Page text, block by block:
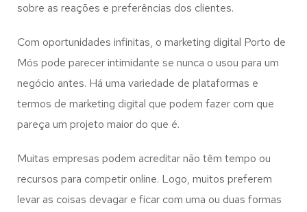
sobre as reações e preferências dos clientes.
Com oportunidades infinitas, o marketing digital Porto de
Mós pode parecer intimidante se nunca o usou para um
negócio antes. Há uma variedade de plataformas e
termos de marketing digital que podem fazer com que
pareça um projeto maior do que é.
Muitas empresas podem acreditar não têm tempo ou
recursos para competir online. Logo, muitos preferem
levar as coisas devagar e ficar com uma ou duas formas